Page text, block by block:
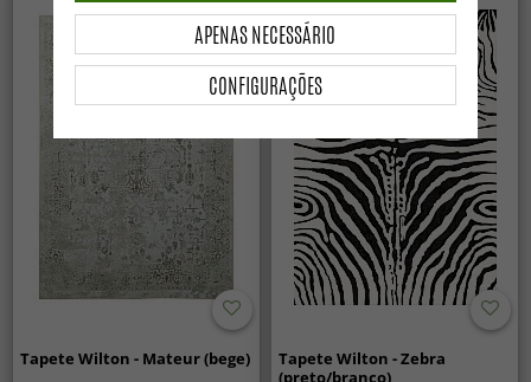
Tapete Wilton - Mateur (bege)
Tapete Wilton - Zebra
(preto/branco)
CONFIGURAÇÕES
APENAS NECESSÁRIO